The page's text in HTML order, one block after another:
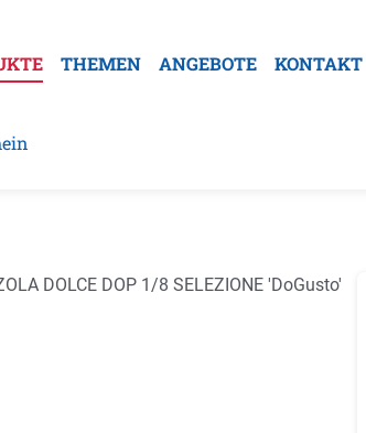
THEMEN ANGEBOTE KONTAKT